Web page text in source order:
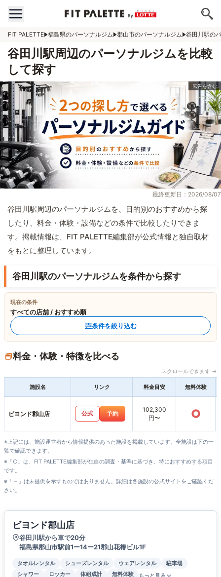
FIT PALETTE 福島県のパーソナルジム 郡山市のパーソナルジム 谷田川駅の
谷田川駅周辺のパーソナルジムを比較
して探す
最終更新日：2026/08/07
谷田川駅周辺のパーソナルジムを、目的別のおすすめから探
したり、料金・体験・設備などの条件で比較したりできま
す。掲載情報は、FIT PALETTE編集部が公式情報と独自取材
をもとに整理しています。
谷田川駅のパーソナルジムを条件から探す
現在の条件
すべての店舗 / おすすめ順
条件を絞り込む
料金・体験・特徴を比べる
スクロールできます →
施設名 リンク 料金目安 無料体験
ビヨンド郡山店 公式 予約
102,300
円〜
○
※上記には、施設運営者から情報提供のあった施設を掲載しています。全施設は下の一
覧で確認できます。
※「○」は、FIT PALETTE編集部が独自の調査・基準に基づき、特におすすめする項目
です。
※「－」は未提供を示すものではありません。詳細は各施設の公式サイトをご確認くだ
さい。
ビヨンド郡山店
谷田川駅から車で20分
福島県郡山市駅前1ー14ー21郡山花椿ビル1F
タオルレンタル シューズレンタル ウェアレンタル
駐車場
シャワー
ロッカー 体組成計 無料体験